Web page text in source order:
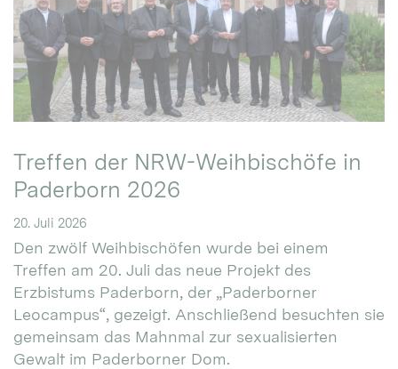
Treffen der NRW-Weihbischöfe in
Paderborn 2026
20. Juli 2026
Den zwölf Weihbischöfen wurde bei einem
Treffen am 20. Juli das neue Projekt des
Erzbistums Paderborn, der „Paderborner
Leocampus“, gezeigt. Anschließend besuchten sie
gemeinsam das Mahnmal zur sexualisierten
Gewalt im Paderborner Dom.